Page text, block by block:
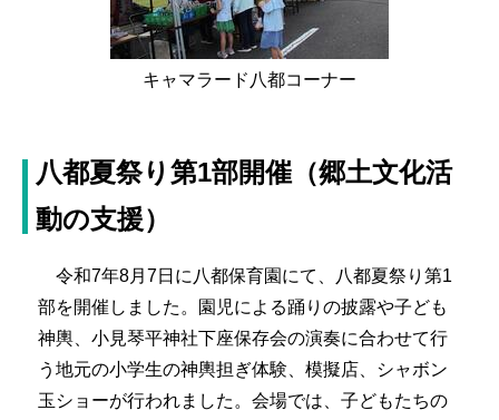
キャマラード八都コーナー
八都夏祭り第1部開催（郷土文化活
動の支援）
令和7年8月7日に八都保育園にて、八都夏祭り第1
部を開催しました。園児による踊りの披露や子ども
神輿、小見琴平神社下座保存会の演奏に合わせて行
う地元の小学生の神輿担ぎ体験、模擬店、シャボン
玉ショーが行われました。会場では、子どもたちの